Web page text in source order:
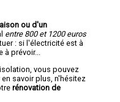
ou d'un
entre 800 et 1200 euros
: si l'électricité est à
prévoir...
vous pouvez
savoir plus, n'hésitez
rénovation de